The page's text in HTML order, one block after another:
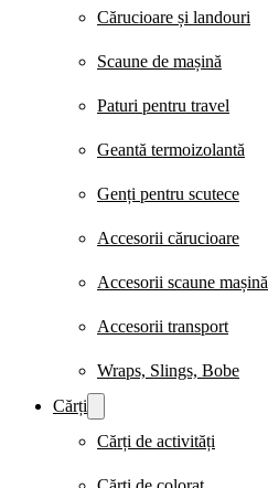
Cărucioare și landouri
Scaune de mașină
Paturi pentru travel
Geantă termoizolantă
Genți pentru scutece
Accesorii cărucioare
Accesorii scaune mașină
Accesorii transport
Wraps, Slings, Bobe
Cărți
Cărți de activități